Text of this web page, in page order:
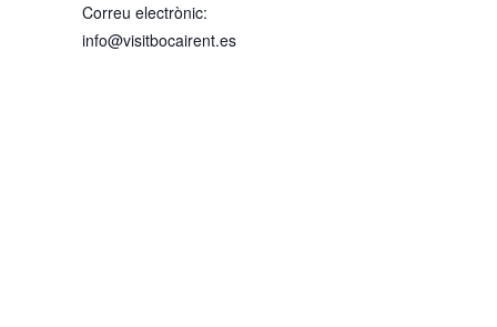
Correu electrònic:
info@visitbocairent.es